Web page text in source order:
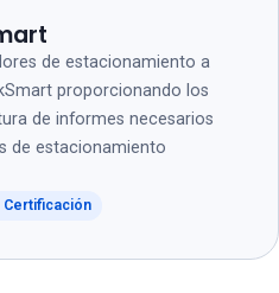
de estacionamiento a
proporcionando los
de informes necesarios
de estacionamiento
Certificación